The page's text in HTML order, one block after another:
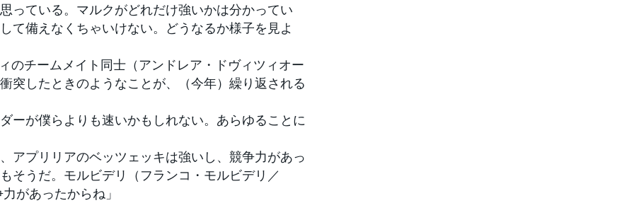
っている。マルクがどれだけ強いかは分かってい
て備えなくちゃいけない。どうなるか様子を見よ
のチームメイト同士（アンドレア・ドヴィツィオー
突したときのようなことが、（今年）繰り返される
ーが僕らよりも速いかもしれない。あらゆることに
アプリリアのベッツェッキは強いし、競争力があっ
そうだ。モルビデリ（フランコ・モルビデリ／
があったからね」